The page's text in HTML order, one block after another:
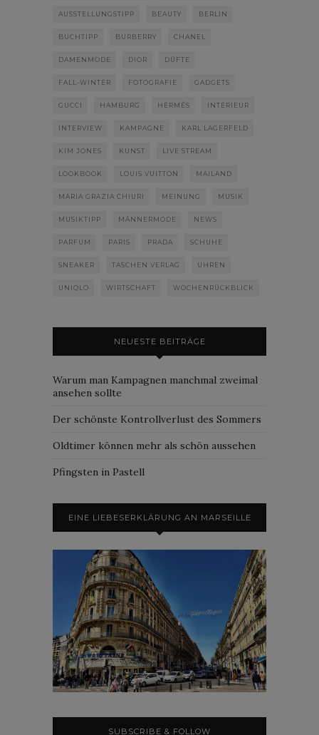
AUSSTELLUNGSTIPP BEAUTY BERLIN
BUCHTIPP BURBERRY CHANEL
DAMENMODE DIOR DÜFTE
FALL-WINTER FOTOGRAFIE GADGETS
GUCCI HAMBURG HERMÈS INTERIEUR
INTERVIEW KAMPAGNE KARL LAGERFELD
KIM JONES KUNST LIVE STREAM
LOOKBOOK LOUIS VUITTON MAILAND
MARIA GRAZIA CHIURI MEINUNG MUSIK
MUSIKTIPP MÄNNERMODE NEWS
PARFUM PARIS PRADA SCHUHE
SNEAKER TASCHEN VERLAG UHREN
UNIQLO WIRTSCHAFT WOCHENRÜCKBLICK
NEUESTE BEITRÄGE
Warum man Kampagnen manchmal zweimal
ansehen sollte
Der schönste Kontrollverlust des Sommers
Oldtimer können mehr als schön aussehen
Pfingsten in Pastell
EINE LIEBESERKLÄRUNG AN MARSEILLE
SUBSCRIBE & FOLLOW